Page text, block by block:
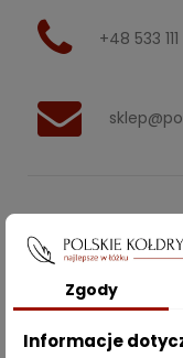
+48 533
INFORMACJE
ZAKUPY
Zgody
Informacje